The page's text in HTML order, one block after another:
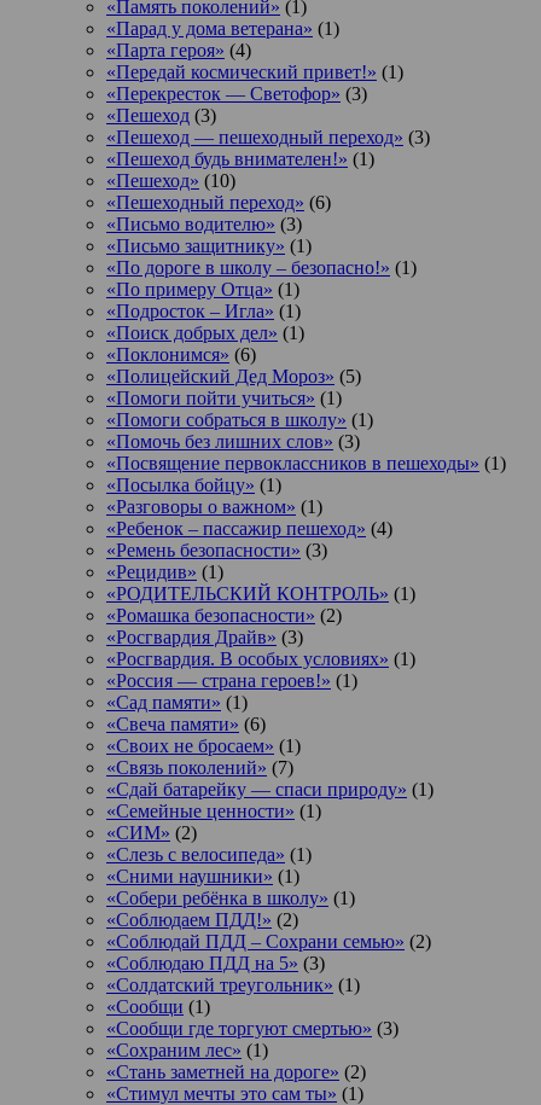
«Память поколений» (1)
«Парад у дома ветерана» (1)
«Парта героя» (4)
«Передай космический привет!» (1)
«Перекресток — Светофор» (3)
«Пешеход (3)
«Пешеход — пешеходный переход» (3)
«Пешеход будь внимателен!» (1)
«Пешеход» (10)
«Пешеходный переход» (6)
«Письмо водителю» (3)
«Письмо защитнику» (1)
«По дороге в школу – безопасно!» (1)
«По примеру Отца» (1)
«Подросток ‒ Игла» (1)
«Поиск добрых дел» (1)
«Поклонимся» (6)
«Полицейский Дед Мороз» (5)
«Помоги пойти учиться» (1)
«Помоги собраться в школу» (1)
«Помочь без лишних слов» (3)
«Посвящение первоклассников в пешеходы» (1)
«Посылка бойцу» (1)
«Разговоры о важном» (1)
«Ребенок – пассажир пешеход» (4)
«Ремень безопасности» (3)
«Рецидив» (1)
«РОДИТЕЛЬСКИЙ КОНТРОЛЬ» (1)
«Ромашка безопасности» (2)
«Росгвардия Драйв» (3)
«Росгвардия. В особых условиях» (1)
«Россия — страна героев!» (1)
«Сад памяти» (1)
«Свеча памяти» (6)
«Своих не бросаем» (1)
«Связь поколений» (7)
«Сдай батарейку — спаси природу» (1)
«Семейные ценности» (1)
«СИМ» (2)
«Слезь с велосипеда» (1)
«Сними наушники» (1)
«Собери ребёнка в школу» (1)
«Соблюдаем ПДД!» (2)
«Соблюдай ПДД – Сохрани семью» (2)
«Соблюдаю ПДД на 5» (3)
«Солдатский треугольник» (1)
«Сообщи (1)
«Сообщи где торгуют смертью» (3)
«Сохраним лес» (1)
«Стань заметней на дороге» (2)
«Стимул мечты это сам ты» (1)